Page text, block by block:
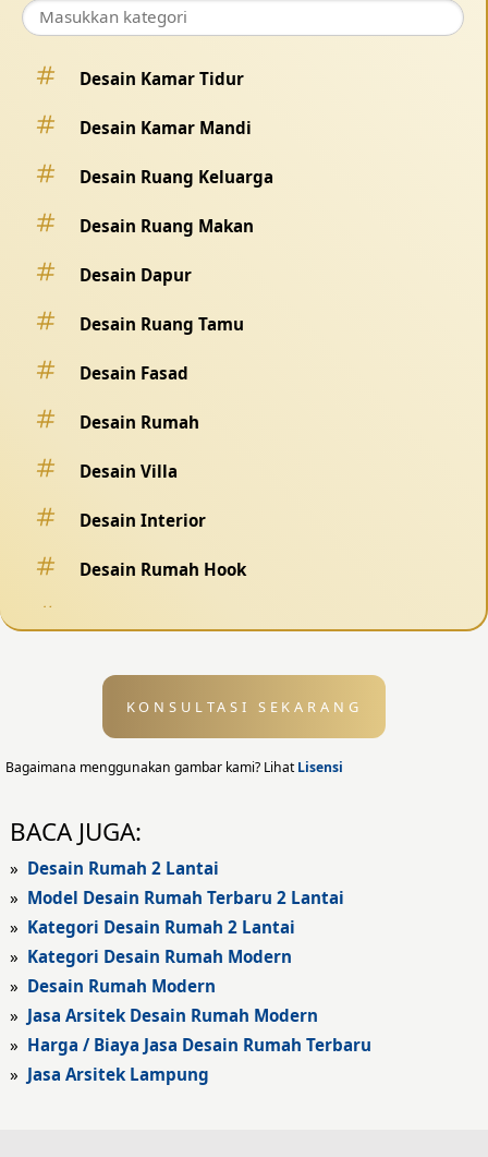
Desain Kamar Tidur
Desain Kamar Mandi
Desain Ruang Keluarga
Desain Ruang Makan
Desain Dapur
Desain Ruang Tamu
Desain Fasad
Desain Rumah
Desain Villa
Desain Interior
Desain Rumah Hook
Desain Eksterior
Desain Eksterior Rumah
Desain Rumah Modern
Fasad Rumah Modern
Fasad Kantor
Fasad Hotel
KONSULTASI SEKARANG
Bagaimana menggunakan gambar kami? LihatLisensi
BACA JUGA:
» Desain Rumah 2 Lantai
» Model Desain Rumah Terbaru 2 Lantai
» Kategori Desain Rumah 2 Lantai
» Kategori Desain Rumah Modern
» Desain Rumah Modern
» Jasa Arsitek Desain Rumah Modern
» Harga / Biaya Jasa Desain Rumah Terbaru
» Jasa Arsitek Lampung